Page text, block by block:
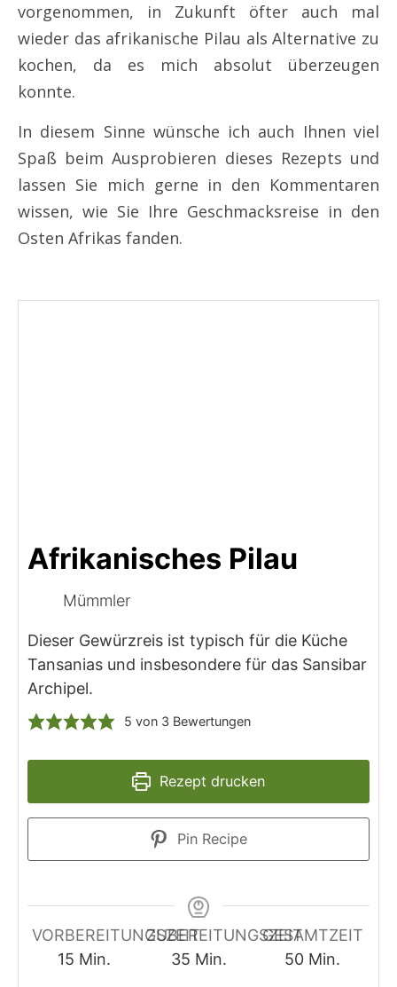
vorgenommen, in Zukunft öfter auch mal
wieder das afrikanische Pilau als Alternative zu
kochen, da es mich absolut überzeugen
konnte.
In diesem Sinne wünsche ich auch Ihnen viel
Spaß beim Ausprobieren dieses Rezepts und
lassen Sie mich gerne in den Kommentaren
wissen, wie Sie Ihre Geschmacksreise in den
Osten Afrikas fanden.
Afrikanisches Pilau
Mümmler
Dieser Gewürzreis ist typisch für die Küche
Tansanias und insbesondere für das Sansibar
Archipel.
5 von 3 Bewertungen
Rezept drucken
Pin Recipe
VORBEREITUNGSZEIT
15 Minuten
Min.
ZUBEREITUNGSZEIT
35Minuten
Min.
GESAMTZEIT
50Minuten
Min.